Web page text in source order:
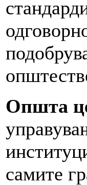
Општа
самите